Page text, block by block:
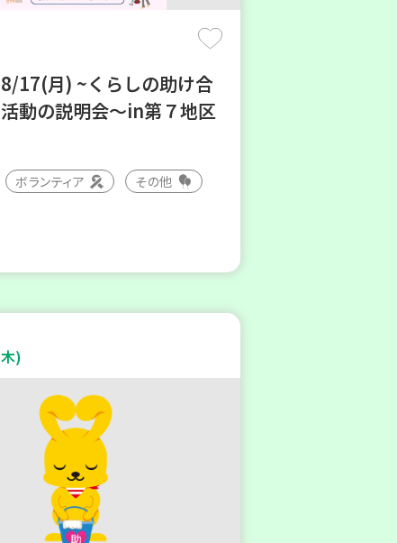
8/17(月) ~くらしの助け合
動の説明会～in第７地区
ボランティア その他
)